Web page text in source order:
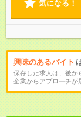
気になる！
興味のあるバイト
保存した求人は、後か
企業からアプローチが